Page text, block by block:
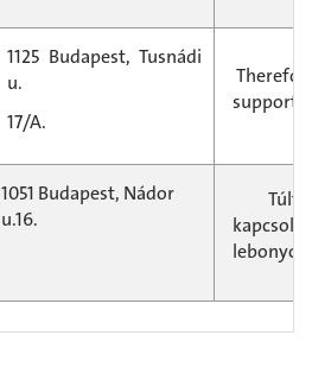
1125 Budapest, Tusnádi
u.
17/A.
support
1051 Budapest, Nádor
u.16.